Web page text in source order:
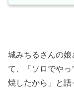
城みちるさんの娘
て、「ソロでや
焼したから」と語